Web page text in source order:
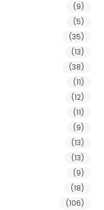
(9)
(5)
(35)
(13)
(38)
(11)
(12)
(11)
(9)
(13)
(13)
(9)
(18)
(106)